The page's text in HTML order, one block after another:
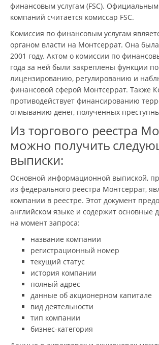
финансовым услугам (FSC).
компаний считается комиссар FSC.
Комиссия по финансовым услугам
органом власти на Монтсеррат. Она
2001 году. Актом о комиссии по
года за ней были закреплены функции по
лицензированию, регулированию и
финансовой сферой Монтсеррат. Также
противодействует финансированию
отмыванию денег, полученных
Из торгового реестра
можно получить
выписки:
Основной информационной выпиской,
из федерального реестра Монтсеррат,
компании в реестре. Этот документ
английском языке и содержит основные
на момент запроса:
название компании
регистрационный номер
текущий статус
история компании
полный адрес
данные об акционерном капитале
вид деятельности
тип компании
бизнес-категория